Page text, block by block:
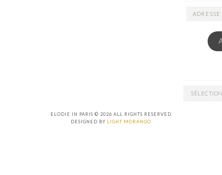
ADRESSE
ARCHIVES
ELODIE IN PARIS © 2026 ALL RIGHTS RESERVED
DESIGNED BY LIGHT MORANGO